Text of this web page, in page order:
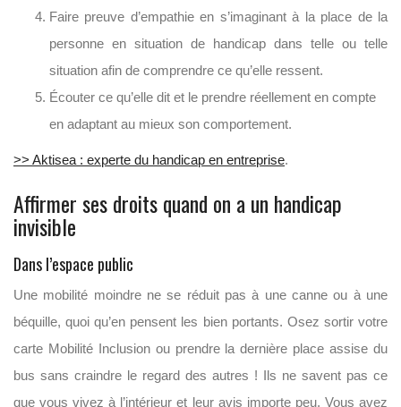
Faire preuve d’empathie en s’imaginant à la place de la
personne en situation de handicap dans telle ou telle
situation afin de comprendre ce qu’elle ressent.
Écouter ce qu’elle dit et le prendre réellement en compte
en adaptant au mieux son comportement.
>> Aktisea : experte du handicap en entreprise.
Affirmer ses droits quand on a un handicap
invisible
Dans l’espace public
Une mobilité moindre ne se réduit pas à une canne ou à une
béquille, quoi qu’en pensent les bien portants. Osez sortir votre
carte Mobilité Inclusion ou prendre la dernière place assise du
bus sans craindre le regard des autres ! Ils ne savent pas ce
que vous vivez à l’intérieur et leur avis importe peu. Vous avez